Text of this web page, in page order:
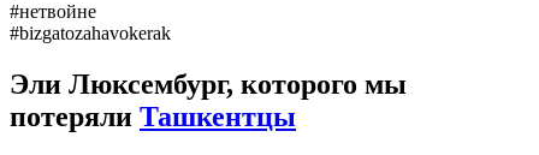
#нетвойне
#bizgatozahavokerak
Эли Люксембург, которого мы
потеряли Ташкентцы